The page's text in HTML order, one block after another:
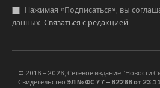
Нажимая «Подписаться», вы
данных. Связаться с редакцией.
© 2016 – 2026, Сетевое издание “Новости
Свидетельство ЭЛ № ФС 77 – 82268 от